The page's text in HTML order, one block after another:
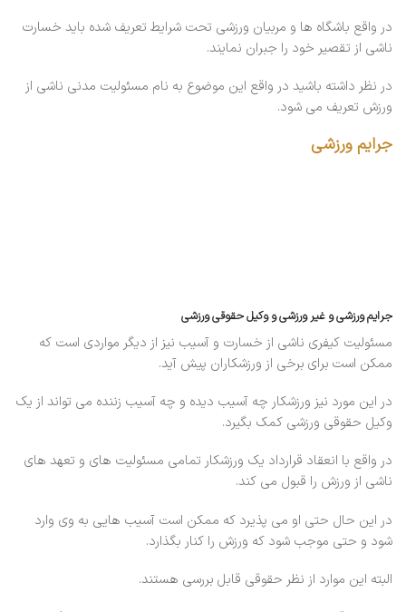
در واقع باشگاه ها و مربیان ورزشی تحت شرایط تعریف شده باید خسارت
ناشی از تقصیر خود را جبران نمایند.
در نظر داشته باشید در واقع این موضوع به نام مسئولیت مدنی ناشی از
ورزش تعریف می شود.
جرایم ورزشی
جرایم ورزشی و غیر ورزشی و وکیل حقوقی ورزشی
مسئولیت کیفری ناشی از خسارت و آسیب نیز از دیگر مواردی است که
ممکن است برای برخی از ورزشکاران پیش آید.
در این مورد نیز ورزشکار چه آسیب دیده و چه آسیب زننده می تواند از یک
وکیل حقوقی ورزشی کمک بگیرد.
در واقع با انعقاد قرارداد یک ورزشکار تمامی مسئولیت های و تعهد های
ناشی از ورزش را قبول می کند.
در این حال حتی او می پذیرد که ممکن است آسیب هایی به وی وارد
شود و حتی موجب شود که ورزش را کنار بگذارد.
البته این موارد از نظر حقوقی قابل بررسی هستند.